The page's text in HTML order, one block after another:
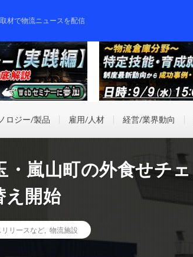
材で物流ニュースを配信
ロジー/製品 雇用/人材 経営/業界動向
嵐山町の外食せチェ
え開始
リリースなど 物流施設